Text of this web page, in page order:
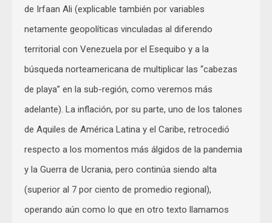
de Irfaan Ali (explicable también por variables
netamente geopolíticas vinculadas al diferendo
territorial con Venezuela por el Esequibo y a la
búsqueda norteamericana de multiplicar las “cabezas
de playa” en la sub-región, como veremos más
adelante). La inflación, por su parte, uno de los talones
de Aquiles de América Latina y el Caribe, retrocedió
respecto a los momentos más álgidos de la pandemia
y la Guerra de Ucrania, pero continúa siendo alta
(superior al 7 por ciento de promedio regional),
operando aún como lo que en otro texto llamamos